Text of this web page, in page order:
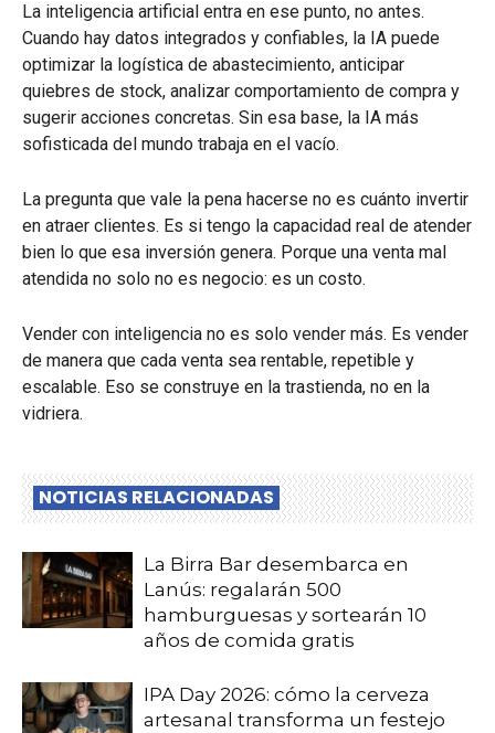
La inteligencia artificial entra en ese punto, no antes.
Cuando hay datos integrados y confiables, la IA puede
optimizar la logística de abastecimiento, anticipar
quiebres de stock, analizar comportamiento de compra y
sugerir acciones concretas. Sin esa base, la IA más
sofisticada del mundo trabaja en el vacío.
La pregunta que vale la pena hacerse no es cuánto invertir
en atraer clientes. Es si tengo la capacidad real de atender
bien lo que esa inversión genera. Porque una venta mal
atendida no solo no es negocio: es un costo.
Vender con inteligencia no es solo vender más. Es vender
de manera que cada venta sea rentable, repetible y
escalable. Eso se construye en la trastienda, no en la
vidriera.
NOTICIAS RELACIONADAS
La Birra Bar desembarca en
Lanús: regalarán 500
hamburguesas y sortearán 10
años de comida gratis
IPA Day 2026: cómo la cerveza
artesanal transforma un festejo